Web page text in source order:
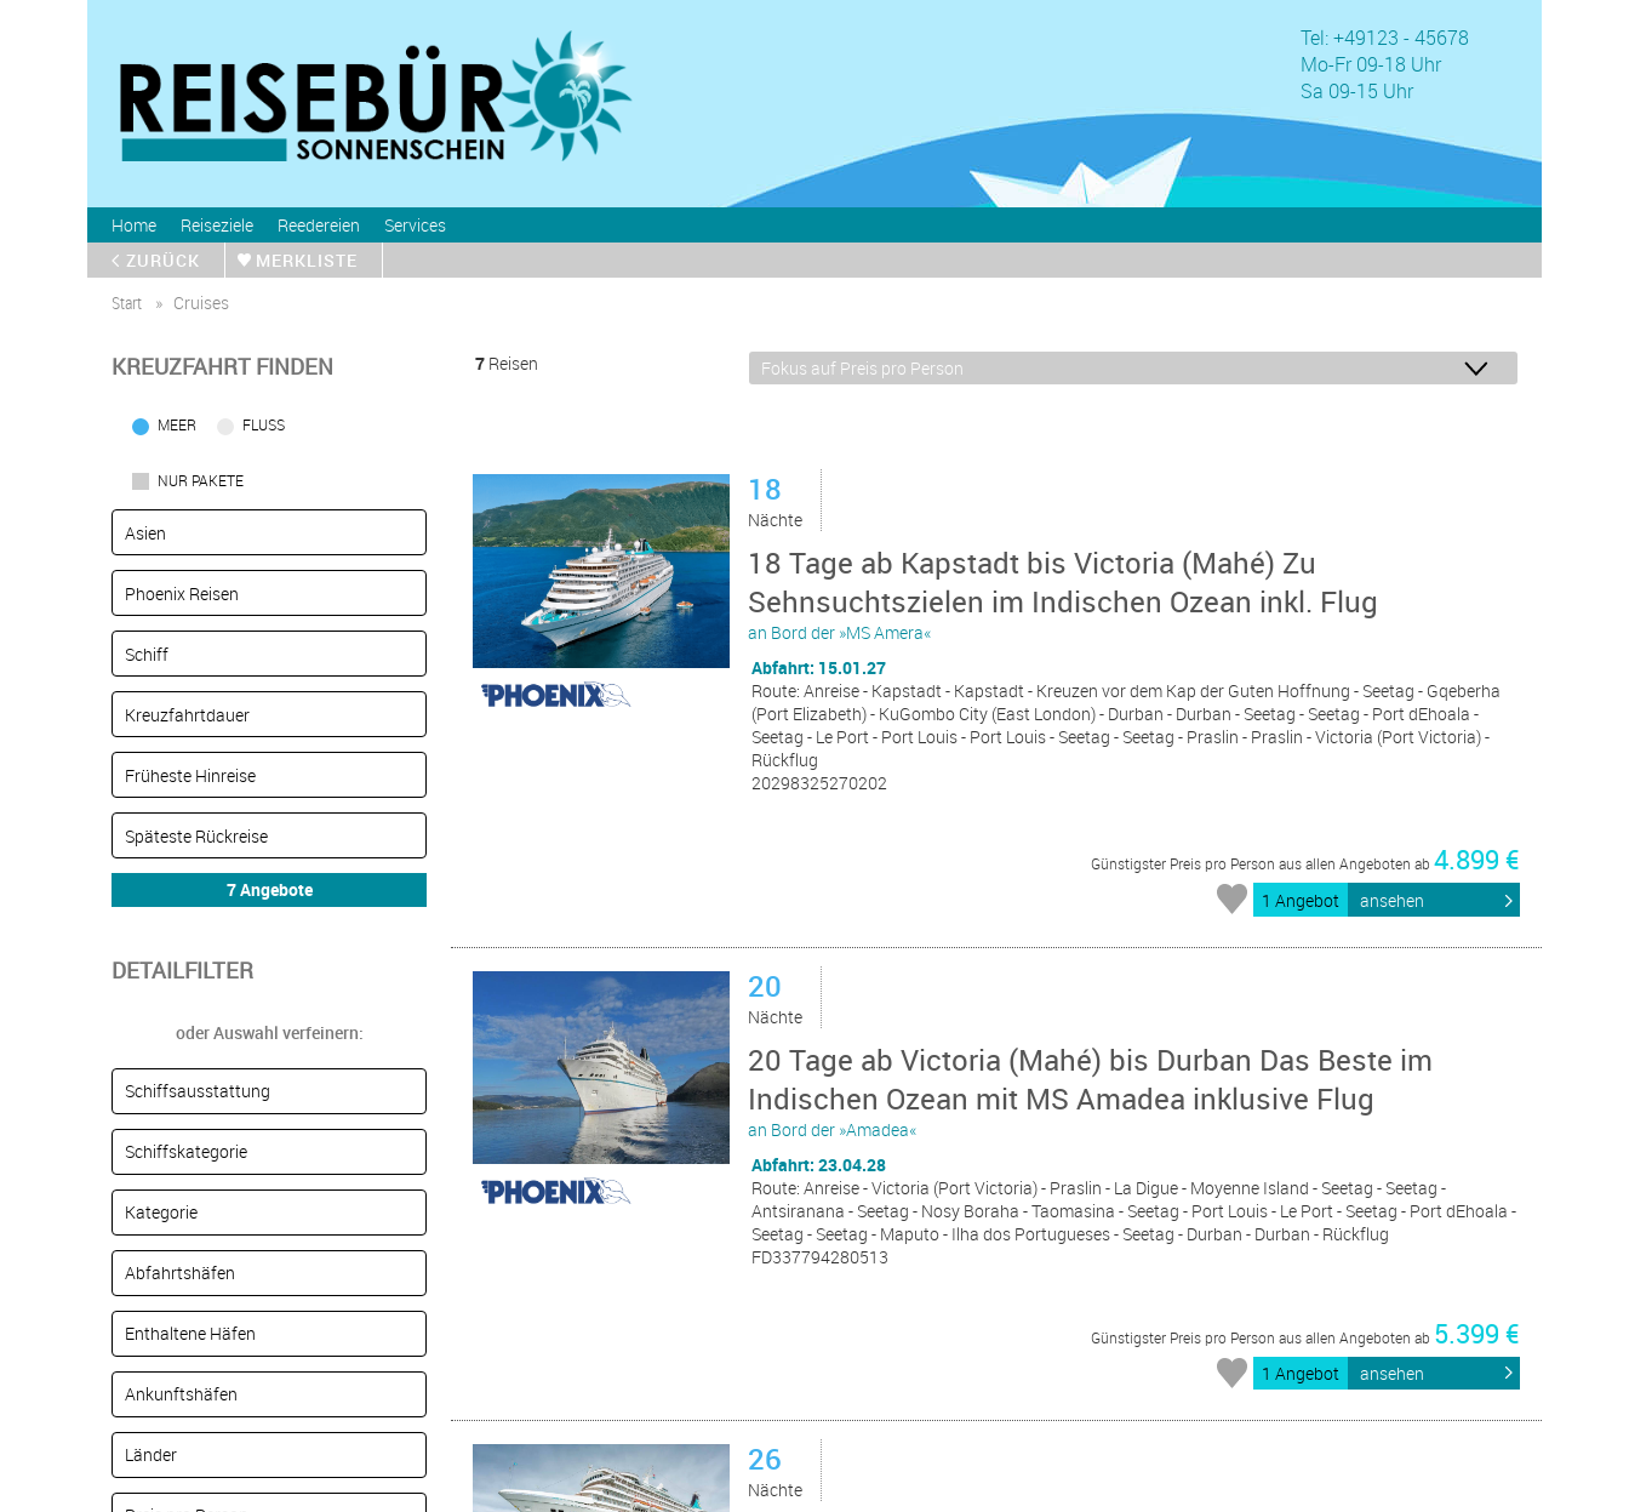
Home Reiseziele Reedereien Services
Tel: +49123 - 45678
Mo-Fr 09-18 Uhr
Sa 09-15 Uhr
ZURÜCK
MERKLISTE
Start
Cruises
KREUZFAHRT FINDEN
MEER FLUSS
NUR PAKETE
DETAILFILTER
oder Auswahl verfeinern:
7 Reisen
18
Nächte
18 Tage ab Kapstadt bis Victoria (Mahé) Zu
Sehnsuchtszielen im Indischen Ozean inkl. Flug
an Bord der »MS Amera«
Abfahrt: 15.01.27
Route: Anreise - Kapstadt - Kapstadt - Kreuzen vor dem Kap der Guten Hoffnung - Seetag - Gqeberha
(Port Elizabeth) - KuGombo City (East London) - Durban - Durban - Seetag - Seetag - Port dEhoala -
Seetag - Le Port - Port Louis - Port Louis - Seetag - Seetag - Praslin - Praslin - Victoria (Port Victoria) -
Rückflug
20298325270202
Günstigster Preis pro Person aus allen Angeboten ab 4.899 €
1 Angebot ansehen
20
Nächte
20 Tage ab Victoria (Mahé) bis Durban Das Beste im
Indischen Ozean mit MS Amadea inklusive Flug
an Bord der »Amadea«
Abfahrt: 23.04.28
Route: Anreise - Victoria (Port Victoria) - Praslin - La Digue - Moyenne Island - Seetag - Seetag -
Antsiranana - Seetag - Nosy Boraha - Taomasina - Seetag - Port Louis - Le Port - Seetag - Port dEhoala -
Seetag - Seetag - Maputo - Ilha dos Portugueses - Seetag - Durban - Durban - Rückflug
FD337794280513
Günstigster Preis pro Person aus allen Angeboten ab 5.399 €
1 Angebot ansehen
26
Nächte